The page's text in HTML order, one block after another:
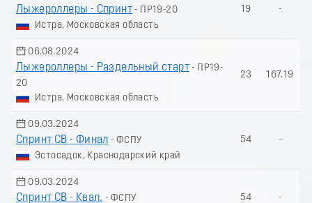
Лыжероллеры - Спринт - ПР19-20
Истра, Московская область
19 -
06.08.2024
Лыжероллеры - Раздельный старт - ПР19-
20
Истра, Московская область
23 167.19
09.03.2024
Спринт СВ - Финал - ФСПУ
Эстосадок, Краснодарский край
54 -
09.03.2024
Спринт СВ - Квал. - ФСПУ
54 -